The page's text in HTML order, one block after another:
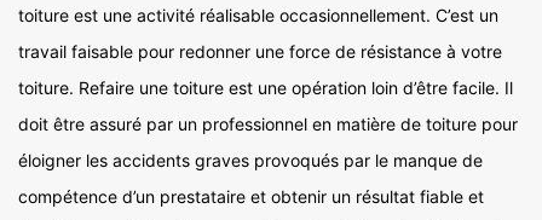
toiture est une activité réalisable occasionnellement. C’est un
travail faisable pour redonner une force de résistance à votre
toiture. Refaire une toiture est une opération loin d’être facile. Il
doit être assuré par un professionnel en matière de toiture pour
éloigner les accidents graves provoqués par le manque de
compétence d’un prestataire et obtenir un résultat fiable et